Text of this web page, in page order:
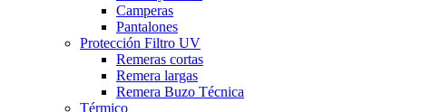
Camperas
Pantalones
Protección Filtro UV
Remeras cortas
Remera largas
Remera Buzo Técnica
Térmico